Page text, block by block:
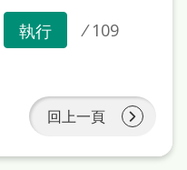
執行 / 109
回上一頁